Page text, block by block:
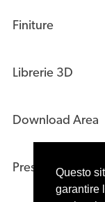
Questo
garantire
Finiture
Librerie 3D
Download Area
Press Kit